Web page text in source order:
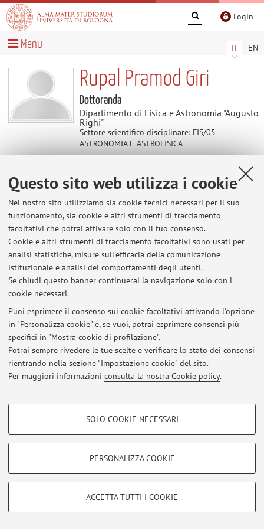
Questo sito web utilizza i cookie
Nel nostro sito utilizziamo sia cookie tecnici necessari per il suo
funzionamento, sia cookie e altri strumenti di tracciamento
facoltativi che potrai attivare solo con il tuo consenso.
Cookie e altri strumenti di tracciamento facoltativi sono usati per
analisi statistiche, misure sull'efficacia della comunicazione
istituzionale e analisi dei comportamenti degli utenti.
Se chiudi questo banner continuerai la navigazione solo con i
cookie necessari.
Puoi esprimere il consenso sui cookie facoltativi attivando l'opzione
in "Personalizza cookie" e, se vuoi, potrai esprimere consensi più
specifici in "Mostra cookie di profilazione".
Potrai sempre rivedere le tue scelte e verificare lo stato dei consensi
rientrando nella sezione "Impostazione cookie" del sito.
Per maggiori informazioni consulta la nostra Cookie policy.
COOKIE DI PROFILAZIONE - FACOLTATIVI
COOKIE TECNICI - NECESSARI
Si tratta di cookie tecnici utilizzati, a titolo esemplificativo, per il corretto
SOLO COOKIE NECESSARI
PERSONALIZZA COOKIE
ACCETTA TUTTI I COOKIE
Login
IT EN
Menu
Rupal Pramod Giri
Dottoranda
Dipartimento di Fisica e Astronomia "Augusto
Righi"
Settore scientifico disciplinare: FIS/05
ASTRONOMIA E ASTROFISICA
Contenuti utili
Al momento non sono presenti contenuti.
Ultimi avvisi
Al momento non sono presenti avvisi.
Area riservata
Accedi tramite login per gestire tutti i contenuti del sito.
© 2026 - ALMA MATER STUDIORUM - Università di Bologna - Via
Zamboni, 33 - 40126 Bologna - Partita IVA: 01131710376
Privacy|Note legali|Impostazioni Cookie